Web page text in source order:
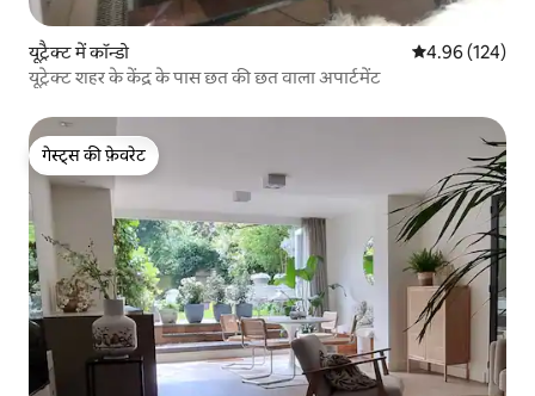
यूट्रैक्ट में कॉन्डो औसत रेटिंग 5 में से
4.96 (124)
यूट्रेक्ट शहर के केंद्र के पास छत की छत वाला अपार्टमेंट
गेस्ट्स की फ़ेवरेट
गेस्ट्स की फ़ेवरेट